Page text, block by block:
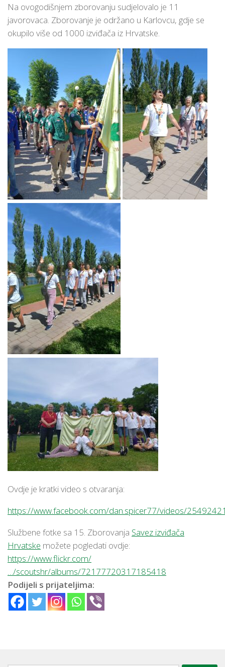
Na ovogodišnjem zborovanju sudjelovalo je 11
javorovaca. Zborovanje je održano u Karlovcu, gdje se
okupilo više od 1000 izviđača iz Hrvatske.
Ovdje je kratki video s otvaranja:
https://www.facebook.com/dan.spicer77/videos/
Službene fotke sa 15. Zborovanja Savez izviđača
Hrvatske možete pogledati ovdje:
https://www.flickr.com/
…/scoutshr/albums/72177720317185418
Podijeli s prijateljima: